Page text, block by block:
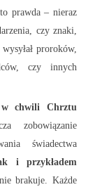
prawda – nieraz
czy znaki,
proroków,
czy innych
w chwili Chrztu
zobowiązanie
świadectwa
i przykładem
brakuje. Każde